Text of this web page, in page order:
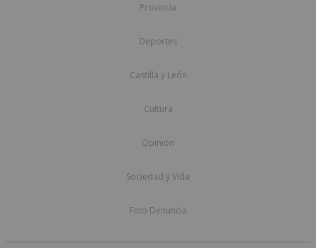
Provincia
Deportes
Castilla y León
Cultura
Opinión
Sociedad y Vida
Foto Denuncia